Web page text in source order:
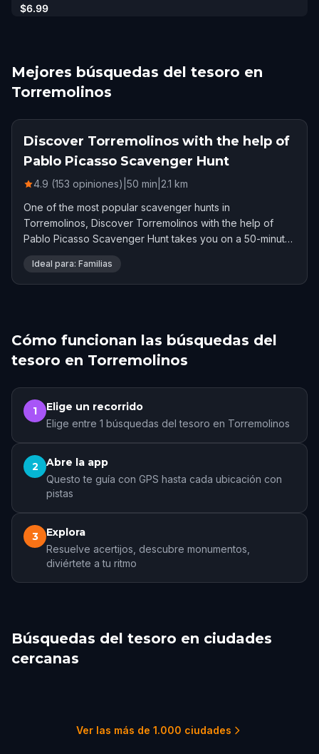
$6.99
Mejores búsquedas del tesoro en
Torremolinos
Discover Torremolinos with the help of
Pablo Picasso Scavenger Hunt
4.9 (153 opiniones) 50 min 2.1 km
One of the most popular scavenger hunts in
Torremolinos, Discover Torremolinos with the help of
Pablo Picasso Scavenger Hunt takes you on a 50-minute
adventure. Rated 4.9 stars by 153 players.
Ideal para: Familias
Cómo funcionan las búsquedas del
tesoro en Torremolinos
1 Elige un recorrido
Elige entre 1 búsquedas del tesoro en Torremolinos
2 Abre la app
Questo te guía con GPS hasta cada ubicación con
pistas
3 Explora
Resuelve acertijos, descubre monumentos,
diviértete a tu ritmo
Búsquedas del tesoro en ciudades
cercanas
Ver las más de 1.000 ciudades